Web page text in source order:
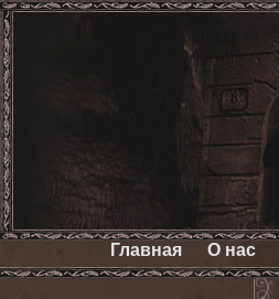
Главная О нас